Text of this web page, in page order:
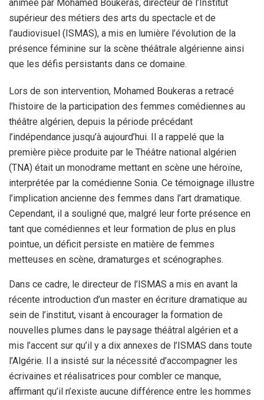
animée par Mohamed Boukeras, directeur de l’Institut
supérieur des métiers des arts du spectacle et de
l’audiovisuel (ISMAS), a mis en lumière l’évolution de la
présence féminine sur la scène théâtrale algérienne ainsi
que les défis persistants dans ce domaine.
Lors de son intervention, Mohamed Boukeras a retracé
l’histoire de la participation des femmes comédiennes au
théâtre algérien, depuis la période précédant
l’indépendance jusqu’à aujourd’hui. Il a rappelé que la
première pièce produite par le Théâtre national algérien
(TNA) était un monodrame mettant en scène une héroïne,
interprétée par la comédienne Sonia. Ce témoignage illustre
l’implication ancienne des femmes dans l’art dramatique.
Cependant, il a souligné que, malgré leur forte présence en
tant que comédiennes et leur formation de plus en plus
pointue, un déficit persiste en matière de femmes
metteuses en scène, dramaturges et scénographes.
Dans ce cadre, le directeur de l’ISMAS a mis en avant la
récente introduction d’un master en écriture dramatique au
sein de l’institut, visant à encourager la formation de
nouvelles plumes dans le paysage théâtral algérien et a
mis l’accent sur qu’il y a dix annexes de l’ISMAS dans toute
l’Algérie. Il a insisté sur la nécessité d’accompagner les
écrivaines et réalisatrices pour combler ce manque,
affirmant qu’il n’existe aucune différence entre les hommes